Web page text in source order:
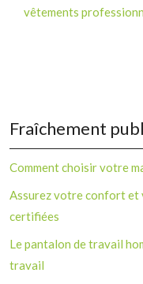
vêtements
Fraîchement
Comment choisir votre
Assurez votre confort et
certifiées
Le pantalon de travail
travail